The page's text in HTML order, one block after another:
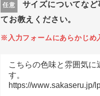
任意
サイズについてな
てお教えください。
※入力フォームにあらかじめ